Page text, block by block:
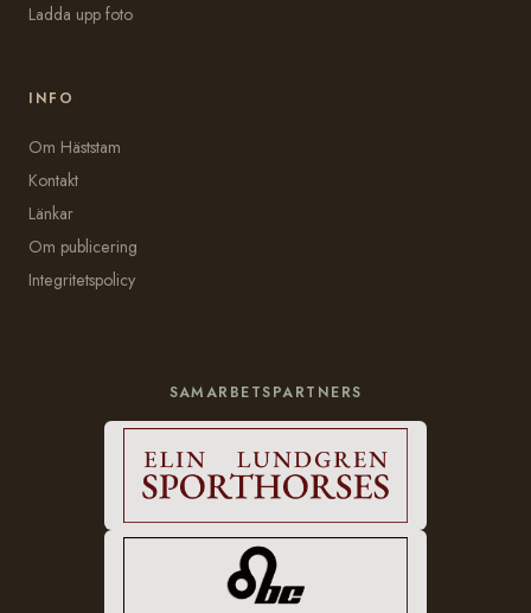
Ladda upp foto
INFO
Om Häststam
Kontakt
Länkar
Om publicering
Integritetspolicy
SAMARBETSPARTNERS